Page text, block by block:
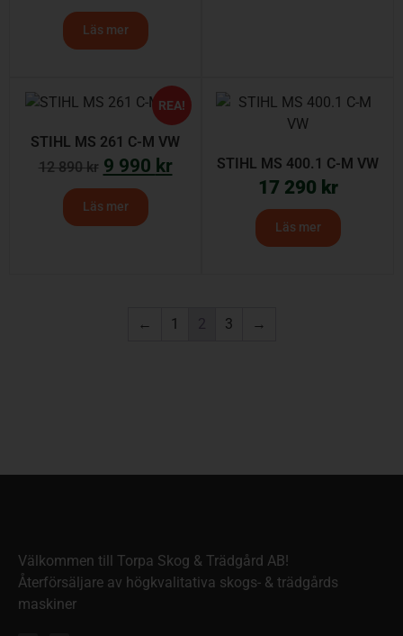
Läs mer
REA!
STIHL MS 261 C-M VW
12 890kr 9 990 kr
Läs mer
STIHL MS 400.1 C-M VW
17 290 kr
Läs mer
← 1 2 3 →
Välkommen till Torpa Skog & Trädgård AB!
Återförsäljare av högkvalitativa skogs- & trädgårds
maskiner